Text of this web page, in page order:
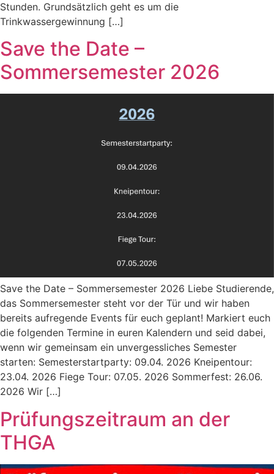
Stunden. Grundsätzlich geht es um die
Trinkwassergewinnung […]
Save the Date –
Sommersemester 2026
Save the Date – Sommersemester 2026 Liebe Studierende,
das Sommersemester steht vor der Tür und wir haben
bereits aufregende Events für euch geplant! Markiert euch
die folgenden Termine in euren Kalendern und seid dabei,
wenn wir gemeinsam ein unvergessliches Semester
starten: Semesterstartparty: 09.04. 2026 Kneipentour:
23.04. 2026 Fiege Tour: 07.05. 2026 Sommerfest: 26.06.
2026 Wir […]
Prüfungszeitraum an der
THGA